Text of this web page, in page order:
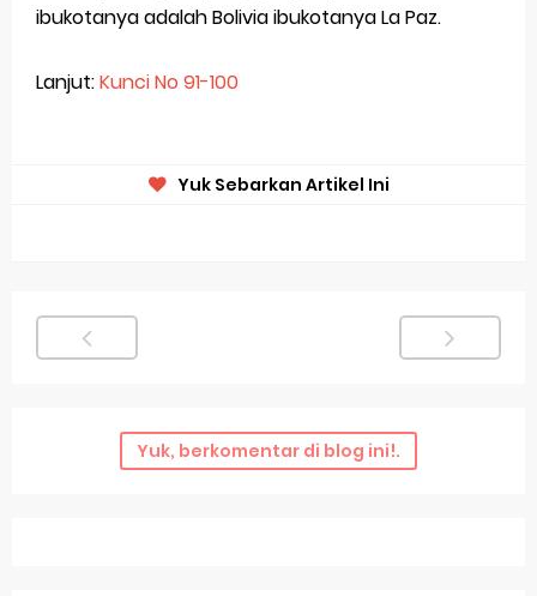
ibukotanya adalah Bolivia ibukotanya La Paz.
Lanjut:Kunci No 91-100
Yuk Sebarkan Artikel Ini
Yuk, berkomentar di blog ini!.